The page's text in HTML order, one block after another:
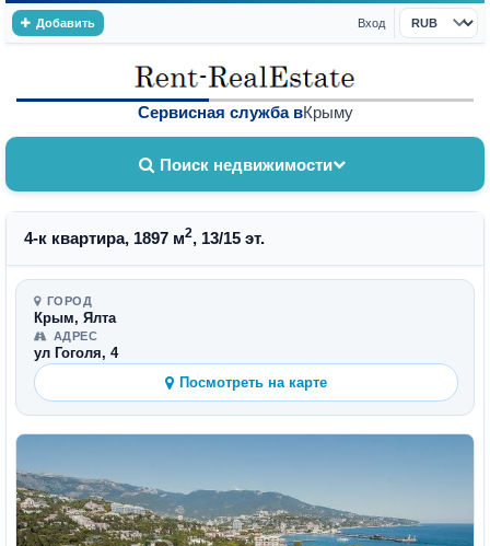
Добавить Вход
Валюта
Сервисная служба вКрыму
Поиск недвижимости
4-к квартира, 1897 м2, 13/15 эт.
ГОРОД
Крым, Ялта
АДРЕС
ул Гоголя, 4
Посмотреть на карте